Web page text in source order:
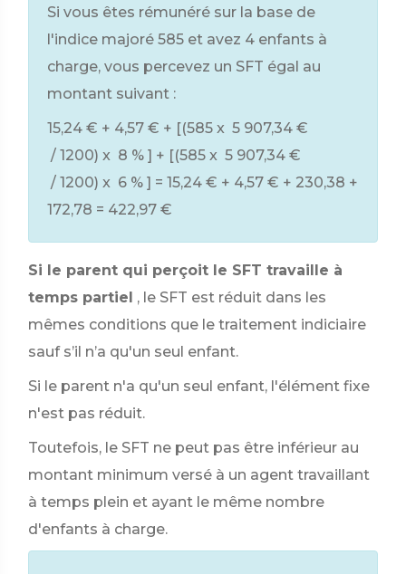
Si vous êtes rémunéré sur la base de
l'indice majoré 585 et avez 4 enfants à
charge, vous percevez un SFT égal au
montant suivant :
15,24 € + 4,57 € + [(585 x 5 907,34 €
/ 1200) x 8 % ] + [(585 x 5 907,34 €
/ 1200) x 6 % ] = 15,24 € + 4,57 € + 230,38 +
172,78 = 422,97 €
Si le parent qui perçoit le SFT travaille à
temps partiel , le SFT est réduit dans les
mêmes conditions que le traitement indiciaire
sauf s’il n’a qu'un seul enfant.
Si le parent n'a qu'un seul enfant, l'élément fixe
n'est pas réduit.
Toutefois, le SFT ne peut pas être inférieur au
montant minimum versé à un agent travaillant
à temps plein et ayant le même nombre
d'enfants à charge.